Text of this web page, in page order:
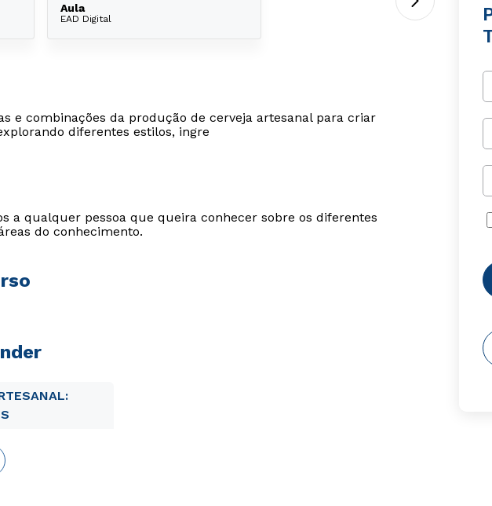
Aula
EAD Digital
e combinações da produção de cerveja artesanal para criar
diferentes estilos, ingre
a qualquer pessoa que queira conhecer sobre os diferentes
do conhecimento.